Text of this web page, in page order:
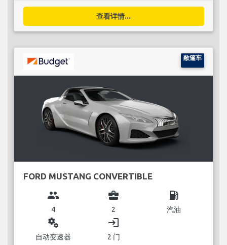
查看详情...
敞篷车
FORD MUSTANG CONVERTIBLE
group
4
business_center
2
local_gas_station
汽油
miscellaneous_services
自动变速器
login
2 门